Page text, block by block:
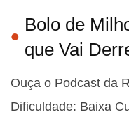
Bolo de
que Vai
Ouça o Podcast da
Dificuldade: Baixa